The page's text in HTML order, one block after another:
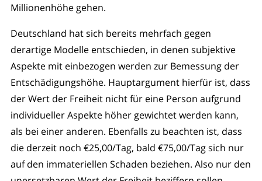
Millionenhöhe gehen.
Deutschland hat sich bereits mehrfach gegen
derartige Modelle entschieden, in denen subjektive
Aspekte mit einbezogen werden zur Bemessung der
Entschädigungshöhe. Hauptargument hierfür ist, dass
der Wert der Freiheit nicht für eine Person aufgrund
individueller Aspekte höher gewichtet werden kann,
als bei einer anderen. Ebenfalls zu beachten ist, dass
die derzeit noch €25,00/Tag, bald €75,00/Tag sich nur
auf den immateriellen Schaden beziehen. Also nur den